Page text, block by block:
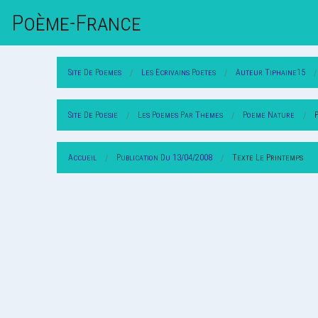
Poème-FrAnce
Site De Poemes Les Ecrivains Poetes Auteur Tiphaine15
Site De Poesie Les Poemes Par Themes Poeme Nature
Accueil Publication Du 13/04/2008 Texte Le Printemps